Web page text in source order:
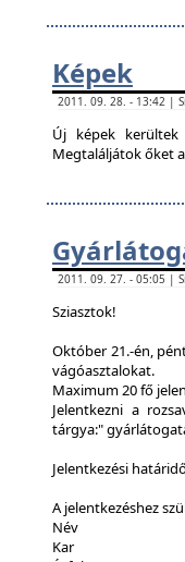
Képek
2011. 09. 28. - 13:42 |
Új képek kerültek
Megtaláljátok őket
2011. 09. 27. - 05:05 |
Sziasztok!
Október 21.-én,
vágóasztalokat.
Maximum 20 fő
Jelentkezni a
tárgya:"
Jelentkezési
A jelentkezéshez
Név
Kar